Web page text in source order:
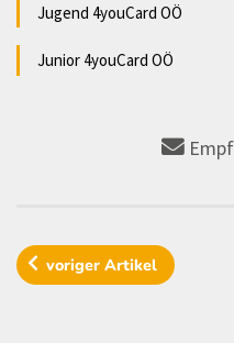
Jugend 4youCard OÖ
Junior 4youCard OÖ
vorigerArtikel